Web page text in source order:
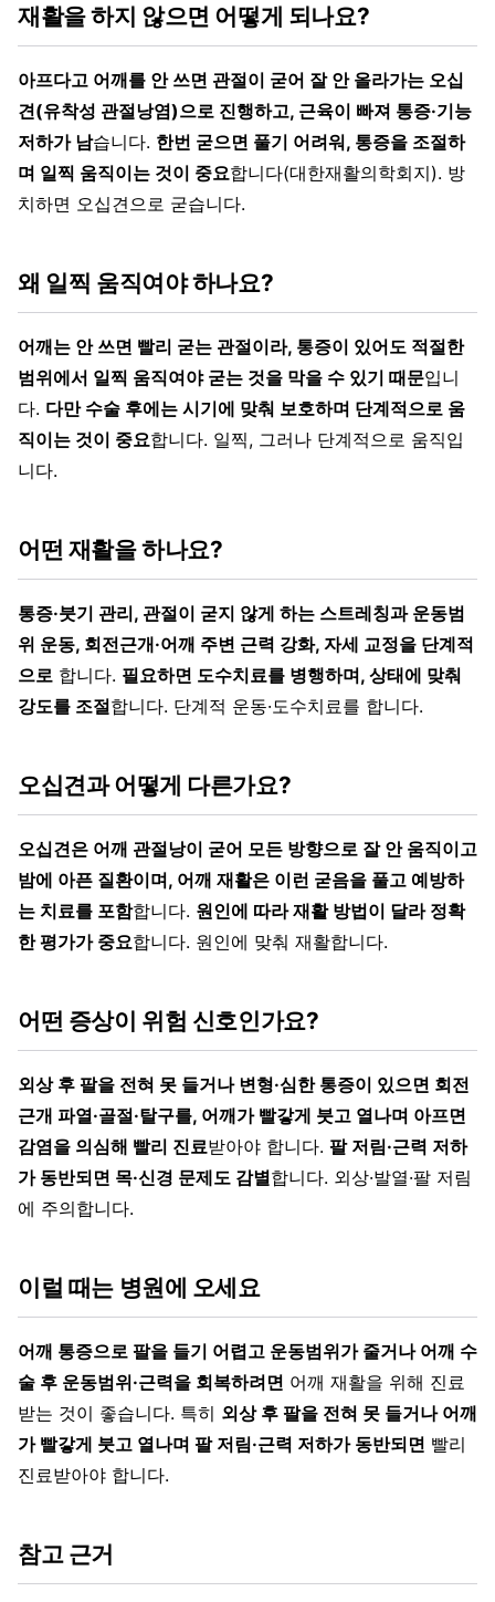
재활을 하지 않으면 어떻게 되나요?
아프다고 어깨를 안 쓰면 관절이 굳어 잘 안 올라가는 오십
견(유착성 관절낭염)으로 진행하고, 근육이 빠져 통증·기능
저하가 남습니다. 한번 굳으면 풀기 어려워, 통증을 조절하
며 일찍 움직이는 것이 중요합니다(대한재활의학회지). 방
치하면 오십견으로 굳습니다.
왜 일찍 움직여야 하나요?
어깨는 안 쓰면 빨리 굳는 관절이라, 통증이 있어도 적절한
범위에서 일찍 움직여야 굳는 것을 막을 수 있기 때문입니
다. 다만 수술 후에는 시기에 맞춰 보호하며 단계적으로 움
직이는 것이 중요합니다. 일찍, 그러나 단계적으로 움직입
니다.
어떤 재활을 하나요?
통증·붓기 관리, 관절이 굳지 않게 하는 스트레칭과 운동범
위 운동, 회전근개·어깨 주변 근력 강화, 자세 교정을 단계적
으로 합니다. 필요하면 도수치료를 병행하며, 상태에 맞춰
강도를 조절합니다. 단계적 운동·도수치료를 합니다.
오십견과 어떻게 다른가요?
오십견은 어깨 관절낭이 굳어 모든 방향으로 잘 안 움직이고
밤에 아픈 질환이며, 어깨 재활은 이런 굳음을 풀고 예방하
는 치료를 포함합니다. 원인에 따라 재활 방법이 달라 정확
한 평가가 중요합니다. 원인에 맞춰 재활합니다.
어떤 증상이 위험 신호인가요?
외상 후 팔을 전혀 못 들거나 변형·심한 통증이 있으면 회전
근개 파열·골절·탈구를, 어깨가 빨갛게 붓고 열나며 아프면
감염을 의심해 빨리 진료받아야 합니다. 팔 저림·근력 저하
가 동반되면 목·신경 문제도 감별합니다. 외상·발열·팔 저림
에 주의합니다.
이럴 때는 병원에 오세요
어깨 통증으로 팔을 들기 어렵고 운동범위가 줄거나 어깨 수
술 후 운동범위·근력을 회복하려면 어깨 재활을 위해 진료
받는 것이 좋습니다. 특히 외상 후 팔을 전혀 못 들거나 어깨
가 빨갛게 붓고 열나며 팔 저림·근력 저하가 동반되면 빨리
진료받아야 합니다.
참고 근거